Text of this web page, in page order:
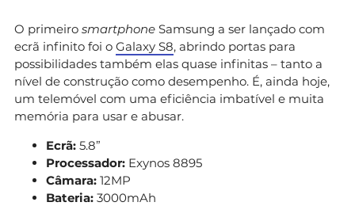
O primeiro smartphone Samsung a ser lançado com
ecrã infinito foi o Galaxy S8, abrindo portas para
possibilidades também elas quase infinitas – tanto a
nível de construção como desempenho. É, ainda hoje,
um telemóvel com uma eficiência imbatível e muita
memória para usar e abusar.
Ecrã: 5.8”
Processador: Exynos 8895
Câmara: 12MP
Bateria: 3000mAh